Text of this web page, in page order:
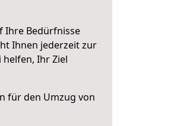
Ihre Bedürfnisse
Ihnen jederzeit zur
Ihr Ziel
für den Umzug von